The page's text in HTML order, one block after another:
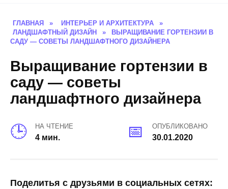
ГЛАВНАЯ » ИНТЕРЬЕР И АРХИТЕКТУРА
»
ЛАНДШАФТНЫЙ ДИЗАЙН
»
ВЫРАЩИВАНИЕ ГОРТЕНЗИИ В
САДУ — СОВЕТЫ ЛАНДШАФТНОГО ДИЗАЙНЕРА
Выращивание гортензии в
саду — советы
ландшафтного дизайнера
НА ЧТЕНИЕ
4 мин.
ОПУБЛИКОВАНО
30.01.2020
Поделитья с друзьями в социальных сетях: